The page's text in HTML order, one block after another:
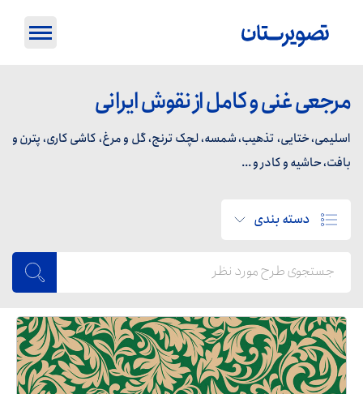
مرجعی غنی و کامل از نقوش ایرانی
اسلیمی، ختایی، تذهیب، شمسه، لچک ترنج، گل و مرغ، کاشی کاری، پترن و
بافت، حاشیه و کادر و ...
دسته بندی